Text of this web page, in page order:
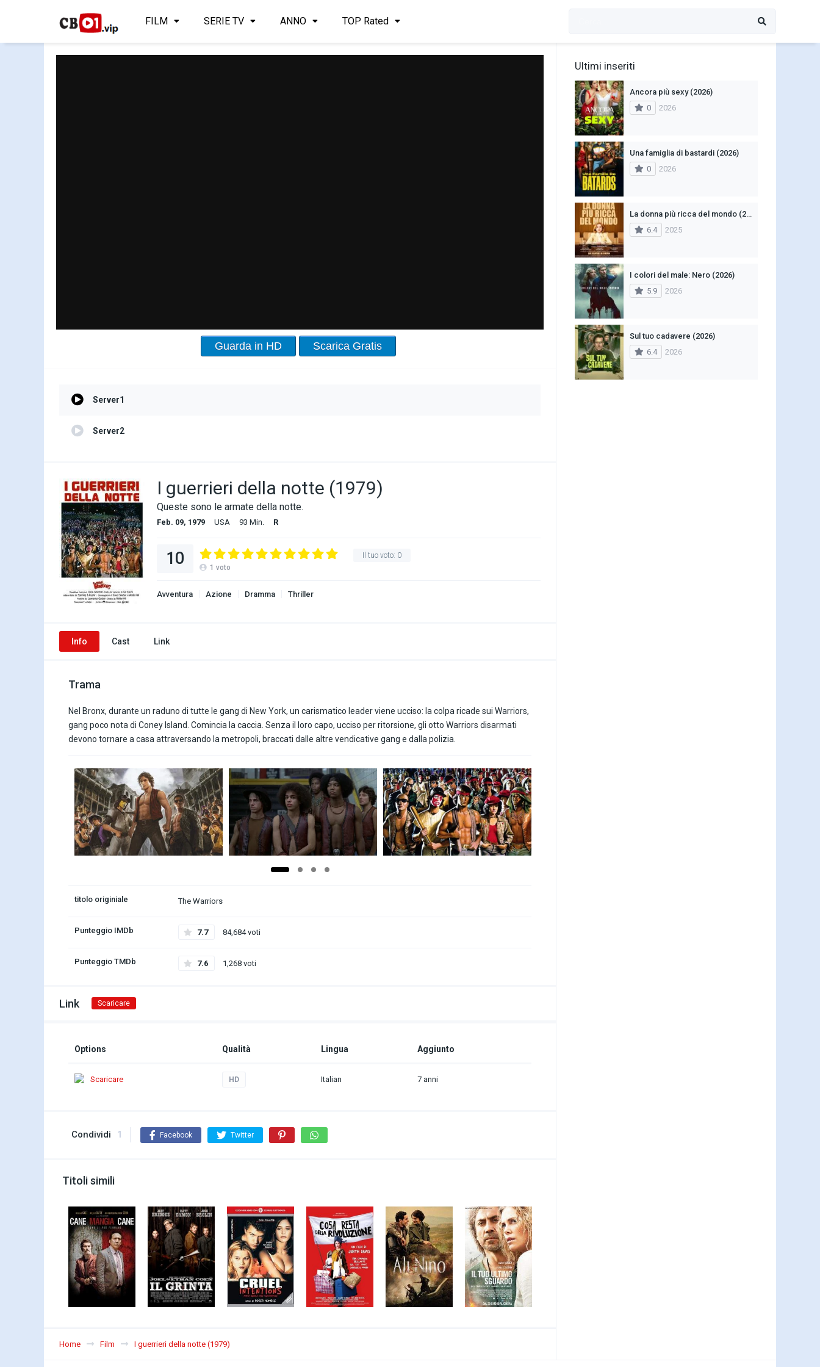
FILM SERIE TV ANNO TOP Rated
Guarda in HD Scarica Gratis
Server1
Server2
I guerrieri della notte (1979)
Queste sono le armate della notte.
Feb. 09, 1979 USA 93 Min. R
Il tuo voto: 0
10 1 voto
Avventura Azione Dramma Thriller
Info Cast Link
Trama
Nel Bronx, durante un raduno di tutte le gang di New York, un carismatico leader viene ucciso: la colpa ricade sui Warriors,
gang poco nota di Coney Island. Comincia la caccia. Senza il loro capo, ucciso per ritorsione, gli otto Warriors disarmati
devono tornare a casa attraversando la metropoli, braccati dalle altre vendicative gang e dalla polizia.
titolo originiale The Warriors
Punteggio IMDb 7.7 84,684 voti
Punteggio TMDb 7.6 1,268 voti
Link Scaricare
Options Qualità Lingua Aggiunto
Scaricare HD Italian 7 anni
Condividi 1 Facebook Twitter
Titoli simili
Home Film I guerrieri della notte (1979)
Ultimi inseriti
Ancora più sexy (2026)
0
2026
Una famiglia di bastardi (2026)
0
2026
La donna più ricca del mondo (2025)
6.4
2025
I colori del male: Nero (2026)
5.9
2026
Sul tuo cadavere (2026)
6.4
2026